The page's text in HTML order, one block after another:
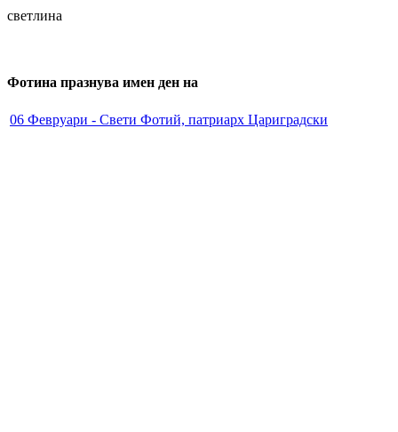
светлина
Фотина празнува имен ден на
06 Февруари - Свети Фотий, патриарх Цариградски